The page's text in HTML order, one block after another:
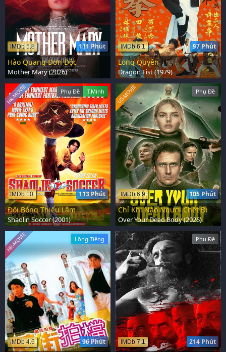
111 Phút
IMDb 5.8
Hào Quang Đơn Độc
Mother Mary (2026)
97 Phút
IMDb 6.1
Long Quyền
Dragon Fist (1979)
Phụ Đề T.Minh
113 Phút
IMDb 10
HK-MOVIE
Đội Bóng Thiếu Lâm
Shaolin Soccer (2001)
Phụ Đề
105 Phút
IMDb 6.9
US-MOVIE
Chỉ Khi Nào Ngươi Chết Đi
Over Your Dead Body (2026)
Lồng Tiếng
96 Phút
IMDb 4.6
HK-MOVIE Phụ Đề
214 Phút
IMDb 7.1